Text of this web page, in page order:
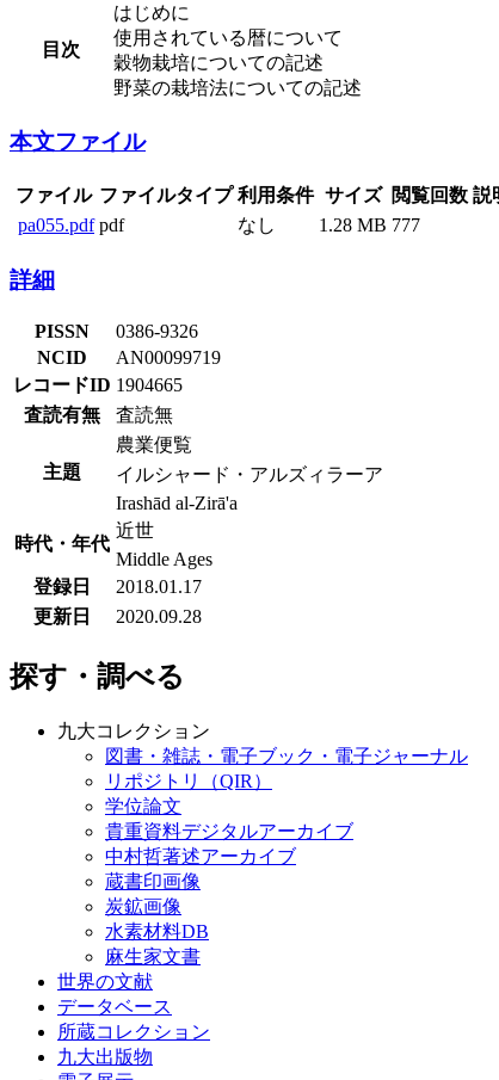
目次
はじめに
使用されている暦について
穀物栽培についての記述
野菜の栽培法についての記述
本文ファイル
ファイル ファイルタイプ 利用条件 サイズ 閲覧回数 説
pa055.pdf pdf なし 1.28 MB 777
詳細
PISSN
0386-9326
NCID
AN00099719
レコードID 1904665
査読有無
査読無
主題
農業便覧
イルシャード・アルズィラーア
Irashād al-Zirā'a
時代・年代
近世
Middle Ages
登録日
2018.01.17
更新日
2020.09.28
探す・調べる
九大コレクション
図書・雑誌・電子ブック・電子ジャーナル
リポジトリ（QIR）
学位論文
貴重資料デジタルアーカイブ
中村哲著述アーカイブ
蔵書印画像
炭鉱画像
水素材料DB
麻生家文書
世界の文献
データベース
所蔵コレクション
九大出版物